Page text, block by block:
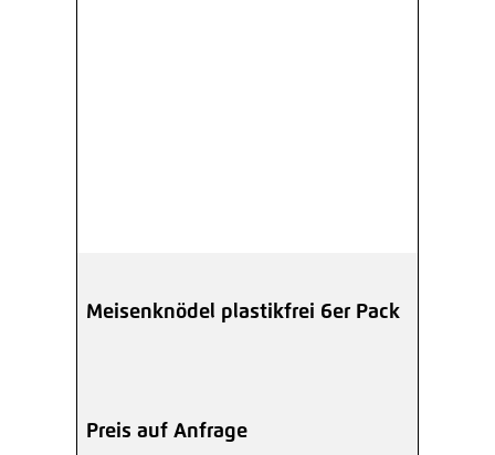
Meisenknödel plastikfrei 6er Pack
Preis auf Anfrage